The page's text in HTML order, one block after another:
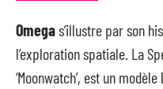
Omegas’illustre par son
l’exploration spatiale. La
‘Moonwatch’, est un